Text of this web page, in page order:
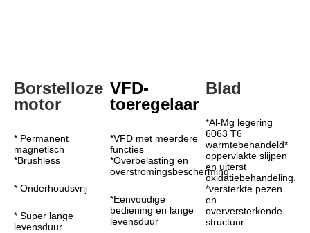
Borstelloze
motor
* Permanent
magnetisch
*Brushless
* Onderhoudsvrij
* Super lange
levensduur
VFD-
toeregelaar
*VFD met meerdere
functies
*Overbelasting en
overstromingsbescherming
*Eenvoudige
bediening en lange
levensduur
Blad
*Al-Mg legering
6063 T6
warmtebehandeld*
oppervlakte slijpen
en uiterst
oxidatiebehandeling.
*versterkte pezen
en
overversterkende
structuur